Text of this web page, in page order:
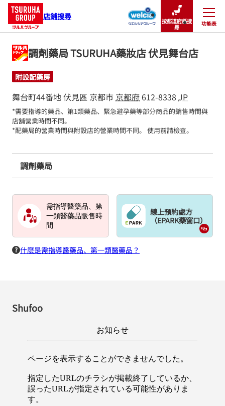
店鋪搜尋
按都道府縣搜
尋
功能表
關閉
調劑藥局 TSURUHA藥妝店 伏見舞台店
附設配藥房
舞台町44番地伏見區 京都市 京都府 612-8338 JP
*需要指導的藥品、第1類藥品、緊急避孕藥等部分商品的銷售時間與
店舖營業時間不同。
*配藥局的營業時間與附設店的營業時間不同。 使用前請檢查。
調劑藥局
需指導醫藥品、第
一類醫藥品販售時
間
線上預約處方
（EPARK藥窗口）
什麽是需指導醫藥品、第一類醫藥品？
Shufoo